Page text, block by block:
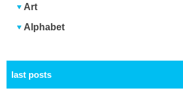
Art
Alphabet
last posts